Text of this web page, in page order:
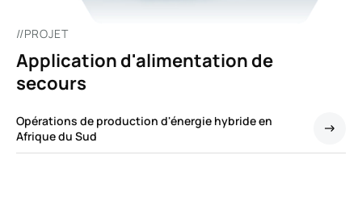
//PROJET
Application d'alimentation de
secours
Opérations de production d'énergie hybride en
Afrique du Sud